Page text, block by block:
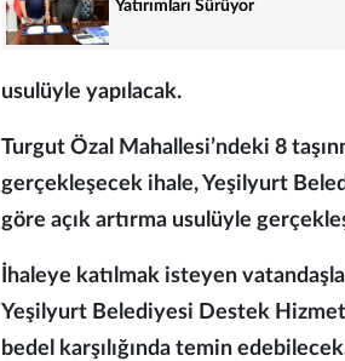
Yatırımları Sürüyor
usulüyle yapılacak.
Turgut Özal Mahallesi’ndeki 8
gerçekleşecek ihale, Yeşilyurt
göre açık artırma usulüyle
İhaleye katılmak isteyen
Yeşilyurt Belediyesi Destek
bedel karşılığında temin